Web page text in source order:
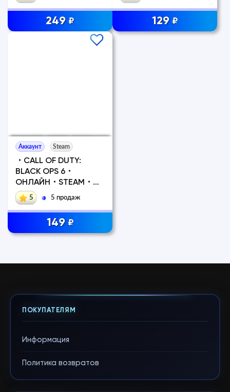
249 ₽ 129 ₽
Аккаунт Steam
・CALL OF DUTY:
BLACK OPS 6・
ОНЛАЙН・STEAM・
АРЕНДА 1-7 ДН・
5 5 продаж
149 ₽
ПОКУПАТЕЛЯМ
Информация
Политика возвратов